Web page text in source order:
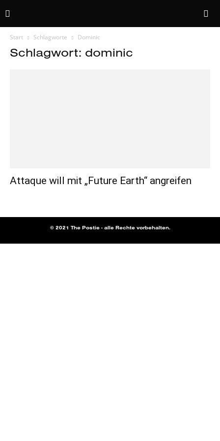
Start Schlagworte Dominic
Schlagwort: dominic
Attaque will mit „Future Earth“ angreifen
© 2021 The Postie - alle Rechte vorbehalten.